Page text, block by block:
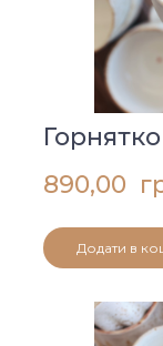
890,00
Додати в